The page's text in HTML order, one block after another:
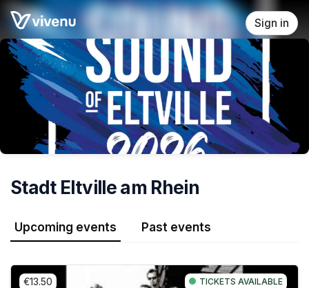
Skip header
Sign in
Stadt Eltville am Rhein
Upcoming events Past events
€13.50 TICKETS AVAILABLE